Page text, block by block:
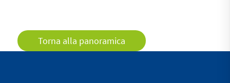
Torna alla panoramica